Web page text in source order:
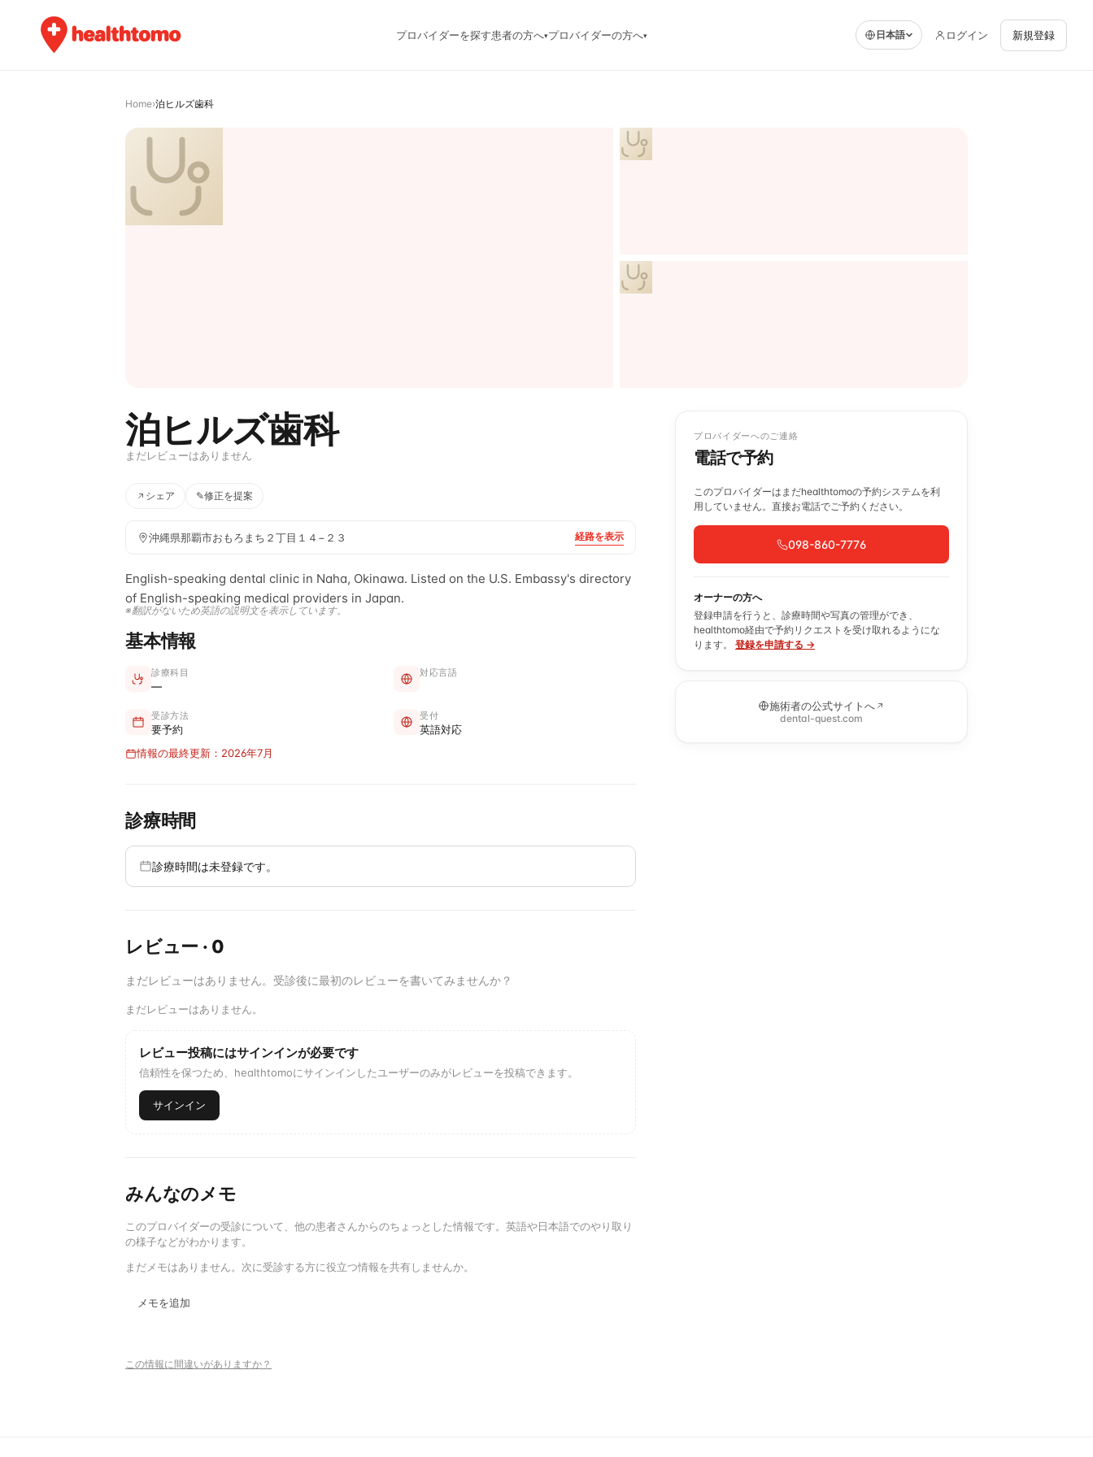
プロバイダーを探す患者の方へ▾プロバイダーの方へ▾ 日本語 ログイン 新規登録
Home›泊ヒルズ歯科
泊ヒルズ歯科
まだレビューはありません
シェア ✎修正を提案
沖縄県那覇市おもろまち２丁目１４−２３ 経路を表示
English-speaking dental clinic in Naha, Okinawa. Listed on the U.S. Embassy's directory
of English-speaking medical providers in Japan.
※翻訳がないため英語の説明文を表示しています。
プロバイダーへのご連絡
電話で予約
このプロバイダーはまだhealthtomoの予約システムを利
用していません。直接お電話でご予約ください。
098-860-7776
オーナーの方へ
登録申請を行うと、診療時間や写真の管理ができ、
healthtomo経由で予約リクエストを受け取れるようにな
ります。
登録を申請する →
施術者の公式サイトへ
dental-quest.com
基本情報
診療科目
—
対応言語
受診方法
要予約
受付
英語対応
情報の最終更新：2026年7月
診療時間
診療時間は未登録です。
レビュー · 0
まだレビューはありません。受診後に最初のレビューを書いてみませんか？
まだレビューはありません。
レビュー投稿にはサインインが必要です
信頼性を保つため、healthtomoにサインインしたユーザーのみがレビューを投稿できます。
サインイン
みんなのメモ
このプロバイダーの受診について、他の患者さんからのちょっとした情報です。英語や日本語でのやり取り
の様子などがわかります。
まだメモはありません。次に受診する方に役立つ情報を共有しませんか。
メモを追加
この情報に間違いがありますか？